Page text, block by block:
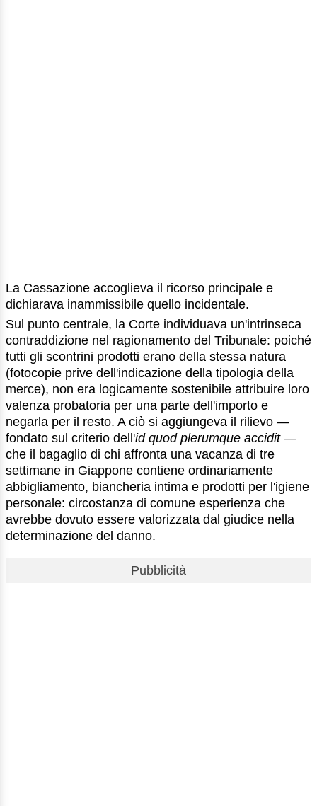
La Cassazione accoglieva il ricorso principale e
dichiarava inammissibile quello incidentale.
Sul punto centrale, la Corte individuava un'intrinseca
contraddizione nel ragionamento del Tribunale: poiché
tutti gli scontrini prodotti erano della stessa natura
(fotocopie prive dell'indicazione della tipologia della
merce), non era logicamente sostenibile attribuire loro
valenza probatoria per una parte dell'importo e
negarla per il resto. A ciò si aggiungeva il rilievo —
fondato sul criterio dell'id quod plerumque accidit—
che il bagaglio di chi affronta una vacanza di tre
settimane in Giappone contiene ordinariamente
abbigliamento, biancheria intima e prodotti per l'igiene
personale: circostanza di comune esperienza che
avrebbe dovuto essere valorizzata dal giudice nella
determinazione del danno.
Pubblicità